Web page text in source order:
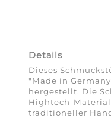
Details
Dieses
"Made in
hergestellt. Die
Hightech-
traditioneller